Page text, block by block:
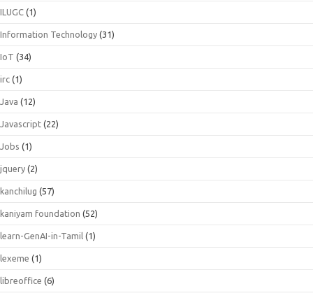
ILUGC (1)
Information Technology (31)
IoT (34)
irc (1)
Java (12)
Javascript (22)
Jobs (1)
jquery (2)
kanchilug (57)
kaniyam foundation (52)
learn-GenAI-in-Tamil (1)
lexeme (1)
libreoffice (6)